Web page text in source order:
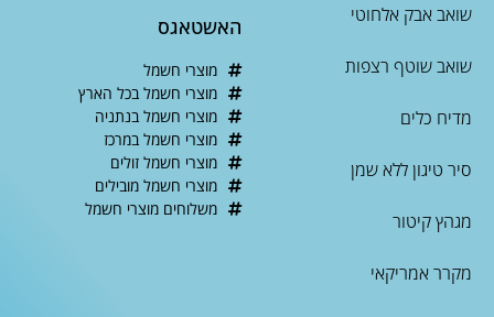
שואב אבק אלחוטי
שואב שוטף רצפות
מדיח כלים
סיר טיגון ללא שמן
מגהץ קיטור
מקרר אמריקאי
האשטאגס
מוצרי חשמל
מוצרי חשמל בכל הארץ
מוצרי חשמל בנתניה
מוצרי חשמל במרכז
מוצרי חשמל זולים
מוצרי חשמל מובילים
משלוחים מוצרי חשמל